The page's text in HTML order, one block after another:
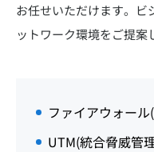
お任せいただけます。ビ
ットワーク環境をご提案
ファイアウォー
UTM(統合脅威管